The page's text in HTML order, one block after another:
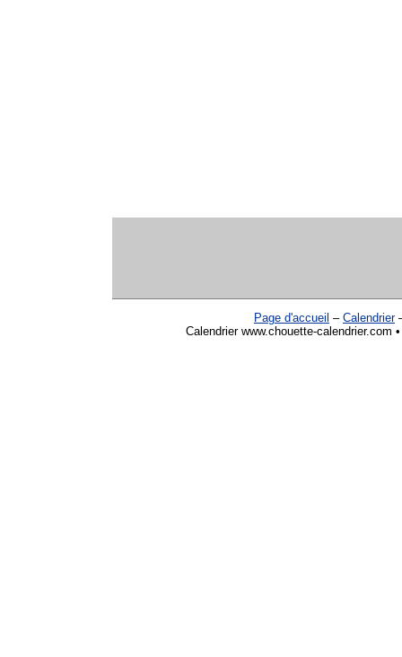
Page d'accueil – Calendrier
Calendrier www.chouette-calendrier.com